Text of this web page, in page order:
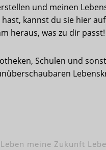
und meinen
kannst du sie hier
heraus, was zu dir passt!
Schulen und
meine Zukunft